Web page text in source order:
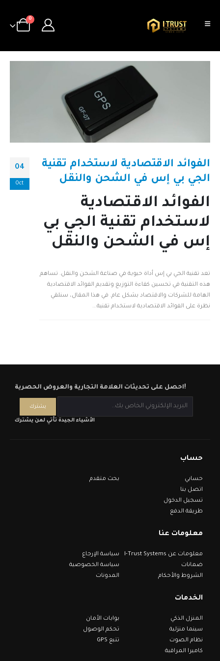
0
04
Oct
الفوائد الاقتصادية لاستخدام تقنية
الجي بي إس في الشحن والنقل
الفوائد الاقتصادية
لاستخدام تقنية الجي بي
إس في الشحن والنقل
تعد تقنية الجي بي إس أداة حيوية في صناعة الشحن والنقل. تساهم
هذه التقنية في تحسين كفاءة التوزيع وتقديم الفوائد الاقتصادية
الهامة للشركات والاقتصاد بشكل عام. في هذا المقال، سنلقي
نظرة على الفوائد الاقتصادية لاستخدام تقنية...
احصل على تحديثات العلامة التجارية والعروض الحصرية!
الأشياء الجيدة تأتي لمن يشترك
حساب
حسابي
اتصل بنا
تسجيل الدخول
طريقة الدفع
بحث متقدم
معلومات عنا
معلومات عن I-Trust Systems
ضمانات
الشروط والأحكام
سياسة الإرجاع
سياسة الخصوصية
المدونات
الخدمات
المنزل الذكي
سينما منزلية
نظام الصوت
كاميرا المراقبة
بوابات الأمان
تحكم الوصول
تتبع GPS